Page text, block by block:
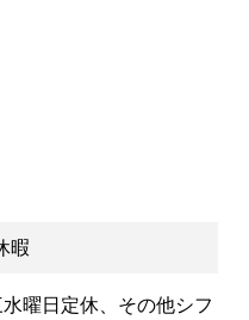
暇
曜日定休、その他シフ